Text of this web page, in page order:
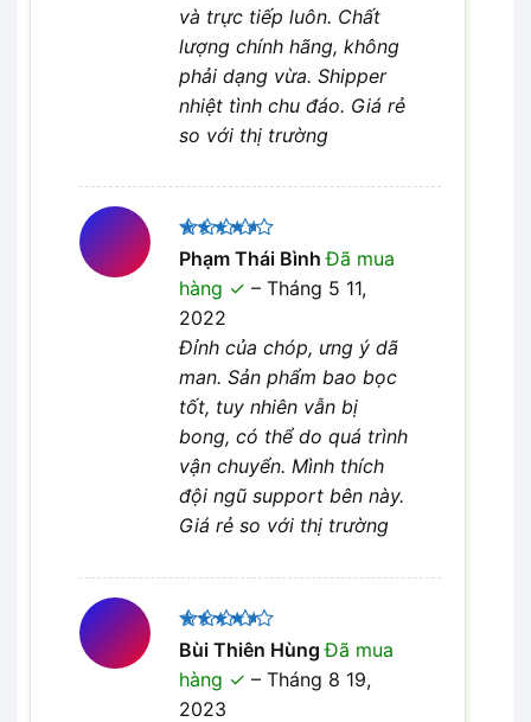
và trực tiếp luôn. Chất
lượng chính hãng, không
phải dạng vừa. Shipper
nhiệt tình chu đáo. Giá rẻ
so với thị trường
Được
xếp hạng
45 sao
Phạm Thái BìnhĐã mua
hàng
– Tháng 5 11,
2022
Đỉnh của chóp, ưng ý dã
man. Sản phẩm bao bọc
tốt, tuy nhiên vẫn bị
bong, có thể do quá trình
vận chuyển. Mình thích
đội ngũ support bên này.
Giá rẻ so với thị trường
Được
xếp hạng
45 sao
Bùi Thiên HùngĐã mua
hàng
– Tháng 8 19,
2023